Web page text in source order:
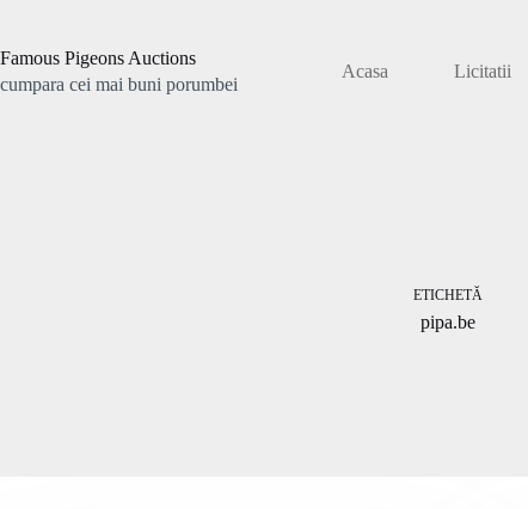
conținut
Famous Pigeons Auctions
cumpara cei mai buni porumbei
Acasa Licitatii
ETICHETĂ
pipa.be